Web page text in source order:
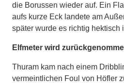
die Borussen wieder auf. Ein
aufs kurze Eck landete am
später wurde es richtig hektisch
Elfmeter wird
Thuram kam nach einem
vermeintlichen Foul von Höfler